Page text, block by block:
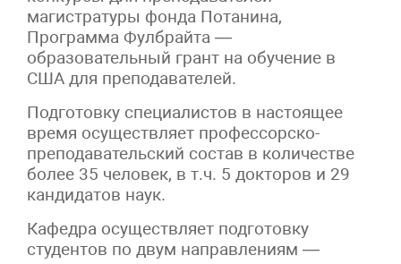
магистратуры фонда Потанина,
Программа Фулбрайта —
образовательный грант на обучение в
США для преподавателей.
Подготовку специалистов в настоящее
время осуществляет профессорско-
преподавательский состав в количестве
более 35 человек, в т.ч. 5 докторов и 29
кандидатов наук.
Кафедра осуществляет подготовку
студентов по двум направлениям —